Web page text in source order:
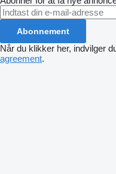
Abonnement
Når du klikker her, indvilger
agreement.